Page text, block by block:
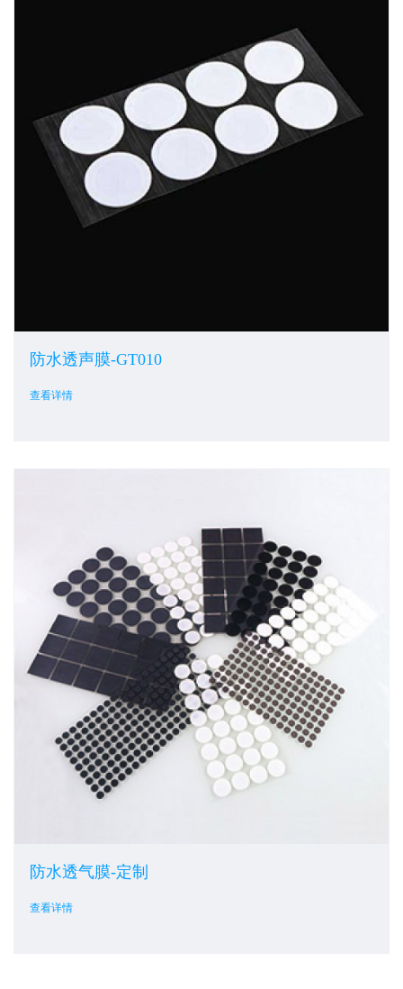
防水透声膜-GT010
查看详情
防水透气膜-定制
查看详情